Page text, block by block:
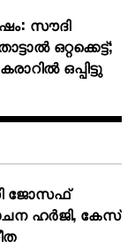
സൗദി
ഒറ്റക്കെട്ട്;
ഒപ്പിട്ടു
ജോസഫ്
ഹർജി, കേസ്